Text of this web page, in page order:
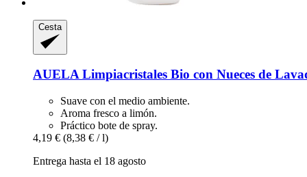
Cesta
AUELALimpiacristales Bio con Nueces de
Suave con el medio ambiente.
Aroma fresco a limón.
Práctico bote de spray.
4,19 € (8,38 € / l)
Entrega hasta el 18 agosto